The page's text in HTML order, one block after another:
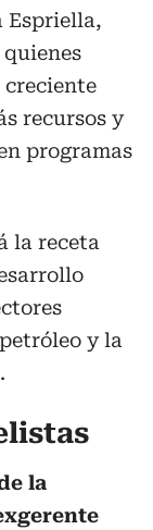
Espriella,
recursos y
programas
la receta
y la
la